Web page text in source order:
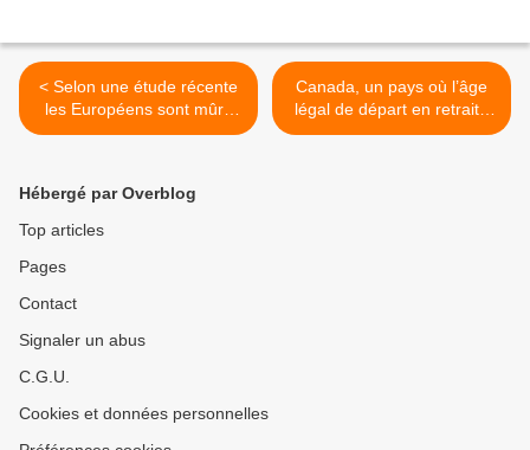
< Selon une étude récente
les Européens sont mûrs
pour le vieillissement actif
Canada, un pays où l’âge
légal de départ en retraite
n’existe plus… >
Hébergé par Overblog
Top articles
Pages
Contact
Signaler un abus
C.G.U.
Cookies et données personnelles